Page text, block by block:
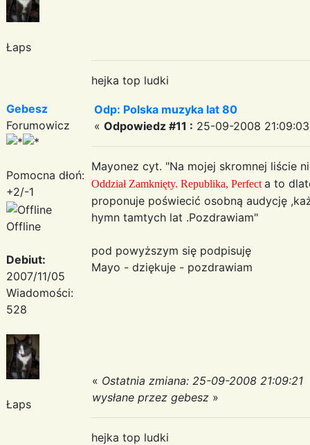
Łaps
hejka top ludki
Gebesz
Forumowicz
Pomocna dłoń:
+2/-1
Offline
Debiut:
2007/11/05
Wiadomości:
528
Łaps
Odp: Polska muzyka lat 80
« Odpowiedz #11 : 25-09-2008
Mayonez cyt. "Na mojej skromnej liście
Oddział Zamknięty. Republika, Perfect a to
proponuje poświecić osobną audycję
hymn tamtych lat .Pozdrawiam"
pod powyższym się podpisuję
Mayo - dziękuje - pozdrawiam
« Ostatnia zmiana: 25-09-2008 21:09:21
wysłane przez gebesz »
hejka top ludki